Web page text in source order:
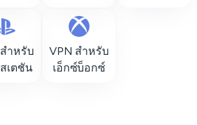
ำหรับ
เตชัน
VPN สำหรับ
เอ็กซ์บ็อกซ์